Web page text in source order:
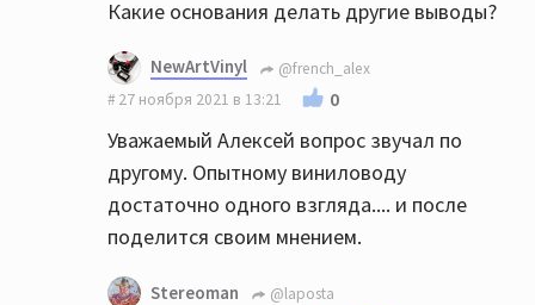
Какие основания делать другие выводы?
NewArtVinyl
@french_alex
27 ноября 2021 в 13:21
0
Уважаемый Алексей вопрос звучал по
другому. Опытному виниловоду
достаточно одного взгляда.... и после
поделится своим мнением.
Stereoman
@laposta